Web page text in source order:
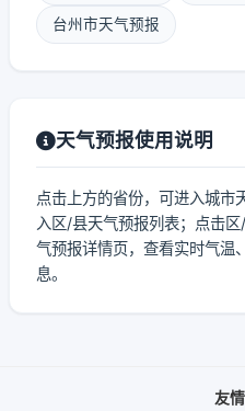
台州市天气预报
天气预报使用说明
点击上方的省份，可进入城市
入区/县天气预报列表；点击
气预报详情页，查看实时气温
息。
友